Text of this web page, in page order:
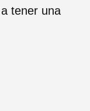
tener una